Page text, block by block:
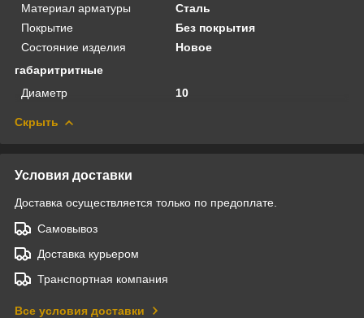
Материал арматуры
Сталь
Покрытие
Без покрытия
Состояние изделия
Новое
габаритритные
Диаметр
10
Скрыть
Условия доставки
Доставка осуществляется только по предоплате.
Самовывоз
Доставка курьером
Транспортная компания
Все условия доставки